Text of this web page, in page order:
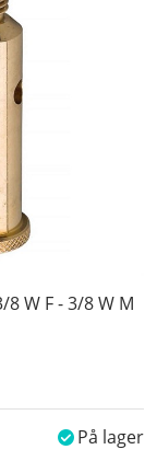
W F - 3/8 W M
På lager